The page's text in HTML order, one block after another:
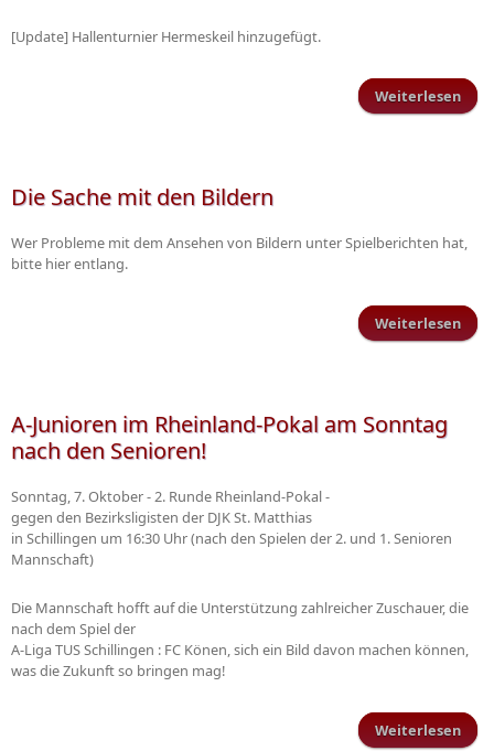
[Update] Hallenturnier Hermeskeil hinzugefügt.
Weiterlesen
Die Sache mit den Bildern
Wer Probleme mit dem Ansehen von Bildern unter Spielberichten hat,
bitte hier entlang.
Weiterlesen
A-Junioren im Rheinland-Pokal am Sonntag
nach den Senioren!
Sonntag, 7. Oktober - 2. Runde Rheinland-Pokal -
gegen den Bezirksligisten der DJK St. Matthias
in Schillingen um 16:30 Uhr (nach den Spielen der 2. und 1. Senioren
Mannschaft)
Die Mannschaft hofft auf die Unterstützung zahlreicher Zuschauer, die
nach dem Spiel der
A-Liga TUS Schillingen : FC Könen, sich ein Bild davon machen können,
was die Zukunft so bringen mag!
Weiterlesen